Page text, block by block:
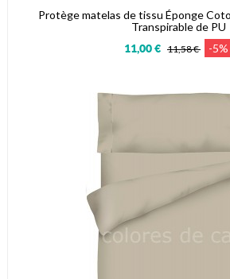
Protège matelas de tissu Éponge
Transpirable de PU
11,00 € 11,58 € -5%